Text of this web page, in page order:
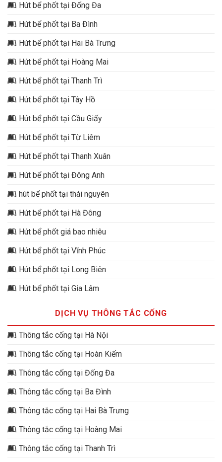
Hút bể phốt tại Đống Đa
Hút bể phốt tại Ba Đình
Hút bể phốt tại Hai Bà Trưng
Hút bể phốt tại Hoàng Mai
Hút bể phốt tại Thanh Trì
Hút bể phốt tại Tây Hồ
Hút bể phốt tại Cầu Giấy
Hút bể phốt tại Từ Liêm
Hút bể phốt tại Thanh Xuân
Hút bể phốt tại Đông Anh
hút bể phốt tại thái nguyên
Hút bể phốt tại Hà Đông
Hút bể phốt giá bao nhiêu
Hút bể phốt tại Vĩnh Phúc
Hút bể phốt tại Long Biên
Hút bể phốt tại Gia Lâm
DỊCH VỤ THÔNG TẮC CỐNG
Thông tắc cống tại Hà Nội
Thông tắc cống tại Hoàn Kiếm
Thông tắc cống tại Đống Đa
Thông tắc cống tại Ba Đình
Thông tắc cống tại Hai Bà Trưng
Thông tắc cống tại Hoàng Mai
Thông tắc cống tại Thanh Trì